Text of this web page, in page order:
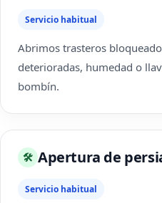
Servicio habitual
Abrimos trasteros
deterioradas, humedad o
bombín.
🛠 Apertura de
Servicio habitual